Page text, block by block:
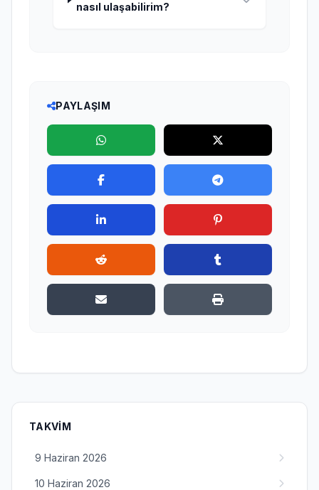
nasıl ulaşabilirim?
PAYLAŞIM
TAKVIM
9 Haziran 2026
10 Haziran 2026